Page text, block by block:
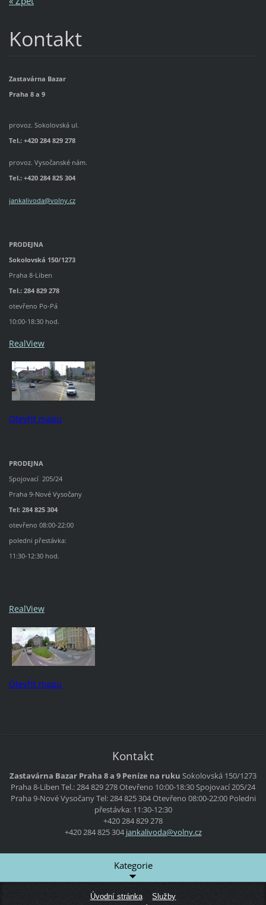
Kontakt
Zastavárna Bazar
Praha 8 a 9
provoz. Sokolovská ul.
Tel.: +420 284 829 278
provoz. Vysočanské nám.
Tel.: +420 284 825 304
jankalivoda@volny.cz
PRODEJNA
Sokolovská 150/1273
Praha 8-Liben
Tel.: 284 829 278
otevřeno Po-Pá
10:00-18:30 hod.
RealView
Otevřít mapu
PRODEJNA
Spojovací 205/24
Praha 9-Nové Vysočany
Tel: 284 825 304
otevřeno 08:00-22:00
poledni přestávka:
11:30-12:30 hod.
RealView
Otevřít mapu
Kontakt
Zastavárna Bazar Praha 8 a 9 Peníze na ruku Sokolovská 150/1273
Praha 8-Liben Tel.: 284 829 278Otevřeno 10:00-18:30Spojovací 205/24
Praha 9-Nové VysočanyTel: 284 825 304Otevřeno 08:00-22:00Poledni
přestávka: 11:30-12:30
+420 284 829 278
+420 284 825 304jankalivoda@volny.cz
Kategorie
Úvodní stránka Služby